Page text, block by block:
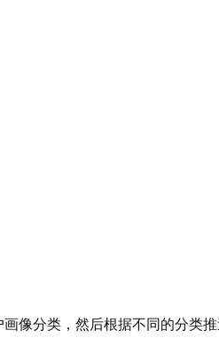
像分类，然后根据不同的分类